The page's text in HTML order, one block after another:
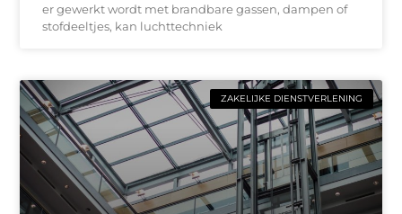
er gewerkt wordt met brandbare gassen, dampen of
stofdeeltjes, kan luchttechniek
ZAKELIJKE DIENSTVERLENING